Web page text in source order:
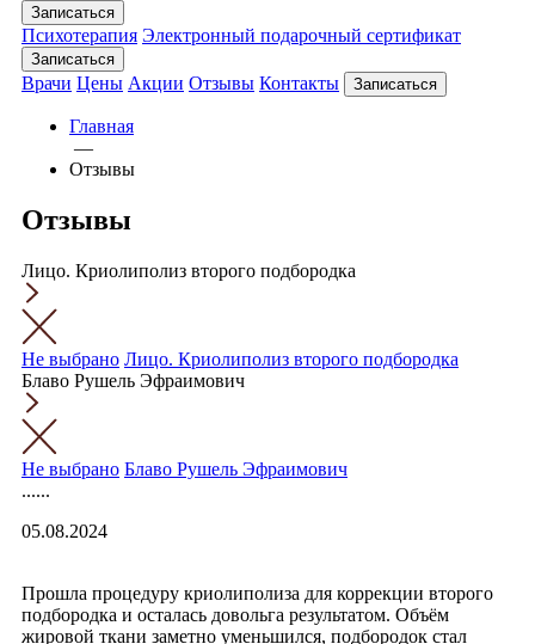
Записаться
Психотерапия Электронный подарочный сертификат
Записаться
Врачи Цены Акции Отзывы Контакты Записаться
Главная
—
Отзывы
Отзывы
Лицо. Криолиполиз второго подбородка
Не выбрано Лицо. Криолиполиз второго подбородка
Блаво Рушель Эфраимович
Не выбрано Блаво Рушель Эфраимович
......
05.08.2024
Прошла процедуру криолиполиза для коррекции второго
подбородка и осталась довольга результатом. Объём
жировой ткани заметно уменьшился, подбородок стал